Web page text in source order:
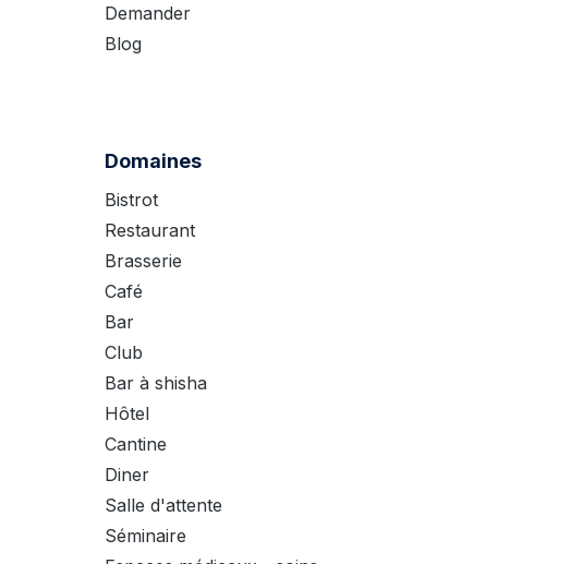
Demander
Blog
Domaines
Bistrot
Restaurant
Brasserie
Café
Bar
Club
Bar à shisha
Hôtel
Cantine
Diner
Salle d'attente
Séminaire